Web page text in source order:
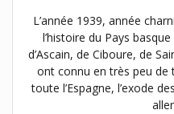
L’année 1939, année
l’histoire du Pays
d’Ascain, de Ciboure, de
ont connu en très peu de
toute l’Espagne, l’exode